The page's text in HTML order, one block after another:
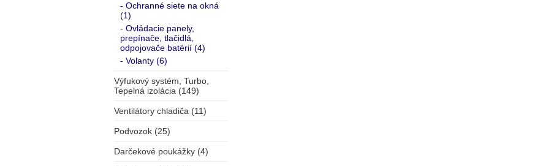
- Ochranné siete na okná
(1)
- Ovládacie panely,
prepínače, tlačidlá,
odpojovače batérií (4)
- Volanty (6)
Výfukový systém, Turbo,
Tepelná izolácia (149)
Ventilátory chladiča (11)
Podvozok (25)
Darčekové poukážky (4)